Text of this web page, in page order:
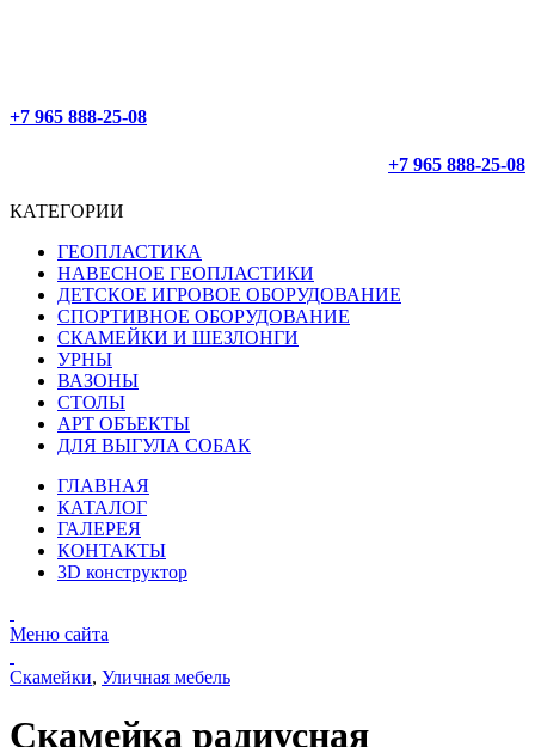
+7 965 888-25-08
+7 965 888-25-08
КАТЕГОРИИ
ГЕОПЛАСТИКА
НАВЕСНОЕ ГЕОПЛАСТИКИ
ДЕТСКОЕ ИГРОВОЕ ОБОРУДОВАНИЕ
СПОРТИВНОЕ ОБОРУДОВАНИЕ
СКАМЕЙКИ И ШЕЗЛОНГИ
УРНЫ
ВАЗОНЫ
СТОЛЫ
АРТ ОБЪЕКТЫ
ДЛЯ ВЫГУЛА СОБАК
ГЛАВНАЯ
КАТАЛОГ
ГАЛЕРЕЯ
КОНТАКТЫ
3D конструктор
Меню сайта
Скамейки, Уличная мебель
Скамейка радиусная